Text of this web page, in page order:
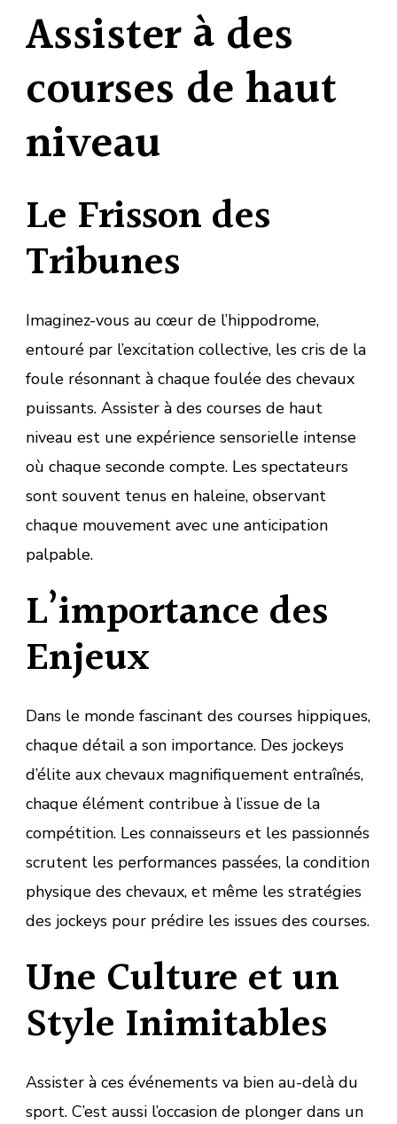
Assister à des
courses de haut
niveau
Le Frisson des
Tribunes
Imaginez-vous au cœur de l’hippodrome,
entouré par l’excitation collective, les cris de la
foule résonnant à chaque foulée des chevaux
puissants. Assister à des courses de haut
niveau est une expérience sensorielle intense
où chaque seconde compte. Les spectateurs
sont souvent tenus en haleine, observant
chaque mouvement avec une anticipation
palpable.
L’importance des
Enjeux
Dans le monde fascinant des courses hippiques,
chaque détail a son importance. Des jockeys
d’élite aux chevaux magnifiquement entraînés,
chaque élément contribue à l’issue de la
compétition. Les connaisseurs et les passionnés
scrutent les performances passées, la condition
physique des chevaux, et même les stratégies
des jockeys pour prédire les issues des courses.
Une Culture et un
Style Inimitables
Assister à ces événements va bien au-delà du
sport. C’est aussi l’occasion de plonger dans un